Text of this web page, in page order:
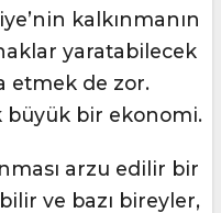
kalkınmanın
yaratabilecek
etmek de zor.
büyük bir ekonomi.
arzu edilir bir
ve bazı bireyler,